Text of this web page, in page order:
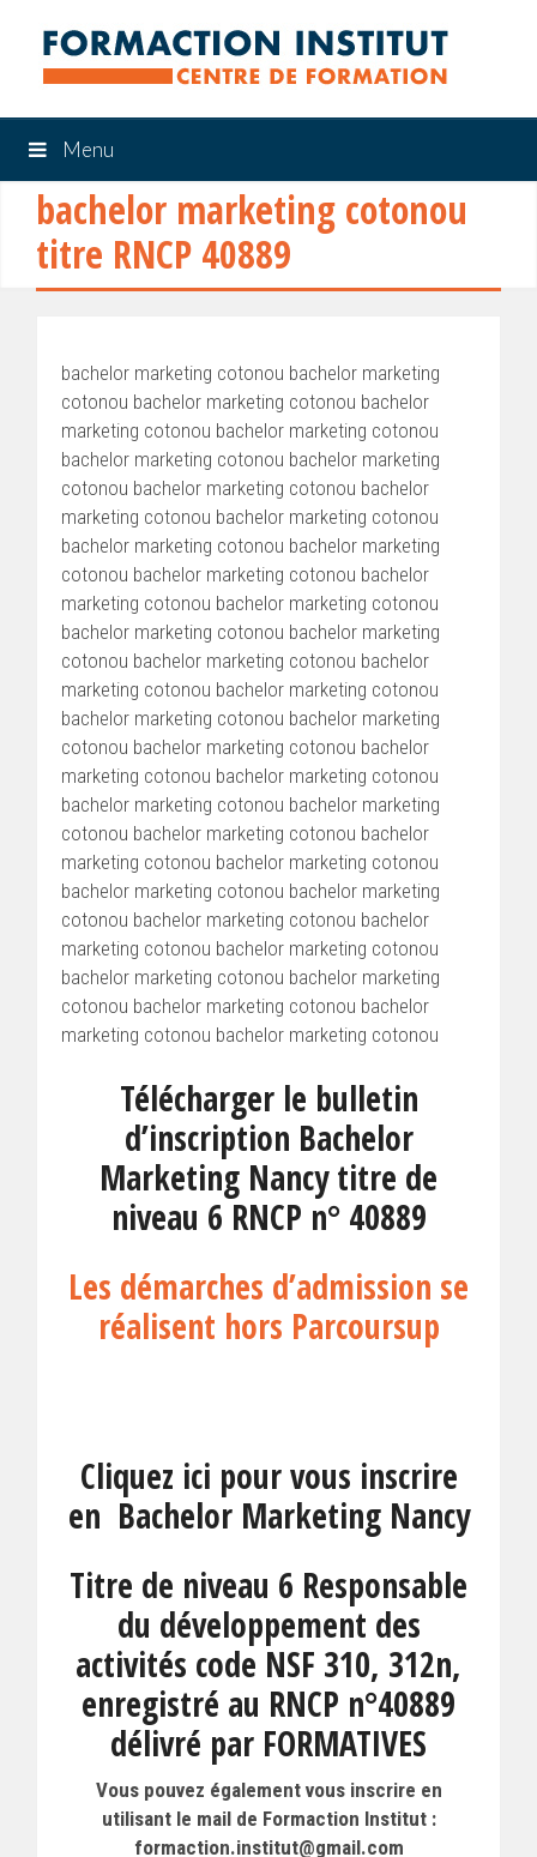
Menu
bachelor marketing cotonou
titre RNCP 40889
bachelor marketing cotonou bachelor marketing
cotonou bachelor marketing cotonou bachelor
marketing cotonou bachelor marketing cotonou
bachelor marketing cotonou bachelor marketing
cotonou bachelor marketing cotonou bachelor
marketing cotonou bachelor marketing cotonou
bachelor marketing cotonou bachelor marketing
cotonou bachelor marketing cotonou bachelor
marketing cotonou bachelor marketing cotonou
bachelor marketing cotonou bachelor marketing
cotonou bachelor marketing cotonou bachelor
marketing cotonou bachelor marketing cotonou
bachelor marketing cotonou bachelor marketing
cotonou bachelor marketing cotonou bachelor
marketing cotonou bachelor marketing cotonou
bachelor marketing cotonou bachelor marketing
cotonou bachelor marketing cotonou bachelor
marketing cotonou bachelor marketing cotonou
bachelor marketing cotonou bachelor marketing
cotonou bachelor marketing cotonou bachelor
marketing cotonou bachelor marketing cotonou
bachelor marketing cotonou bachelor marketing
cotonou bachelor marketing cotonou bachelor
marketing cotonou bachelor marketing cotonou
Télécharger le bulletin
d’inscription Bachelor
Marketing Nancy titre de
niveau 6 RNCP n° 40889
Les démarches d’admission se
réalisent hors Parcoursup
Cliquez ici pour vous inscrire
en Bachelor Marketing Nancy
Titre de niveau 6 Responsable
du développement des
activités code NSF 310, 312n,
enregistré au RNCP n°40889
délivré par FORMATIVES
Vous pouvez également vous inscrire en
utilisant le mail de Formaction Institut :
formaction.institut@gmail.com